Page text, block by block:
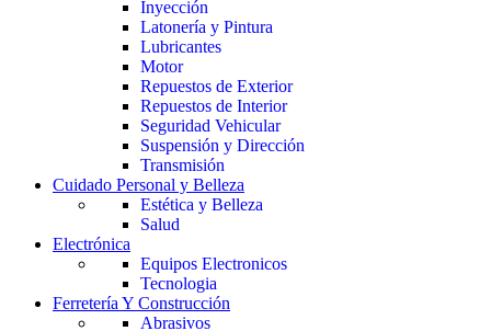
Inyección
Latonería y Pintura
Lubricantes
Motor
Repuestos de Exterior
Repuestos de Interior
Seguridad Vehicular
Suspensión y Dirección
Transmisión
Cuidado Personal y Belleza
Estética y Belleza
Salud
Electrónica
Equipos Electronicos
Tecnologia
Ferretería Y Construcción
Abrasivos